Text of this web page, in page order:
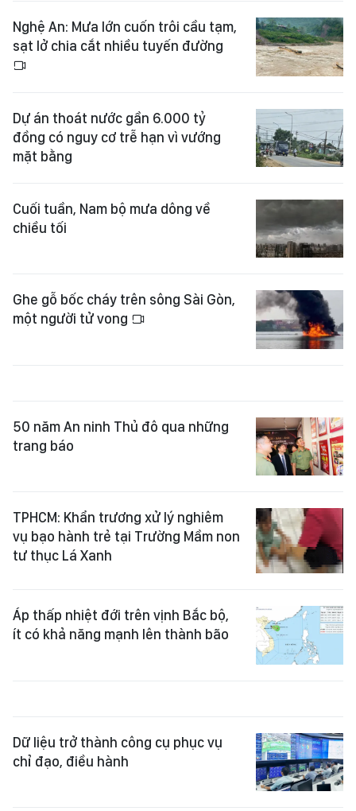
Nghệ An: Mưa lớn cuốn trôi cầu tạm,
sạt lở chia cắt nhiều tuyến đường
Dự án thoát nước gần 6.000 tỷ
đồng có nguy cơ trễ hạn vì vướng
mặt bằng
Cuối tuần, Nam bộ mưa dông về
chiều tối
Ghe gỗ bốc cháy trên sông Sài Gòn,
một người tử vong
50 năm An ninh Thủ đô qua những
trang báo
TPHCM: Khẩn trương xử lý nghiêm
vụ bạo hành trẻ tại Trường Mầm non
tư thục Lá Xanh
Áp thấp nhiệt đới trên vịnh Bắc bộ,
ít có khả năng mạnh lên thành bão
Dữ liệu trở thành công cụ phục vụ
chỉ đạo, điều hành